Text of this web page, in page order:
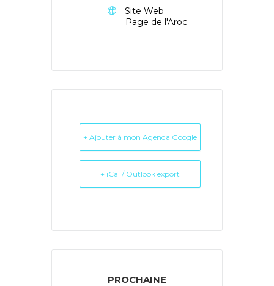
Site Web
Page de l'Aroc
+ Ajouter à mon Agenda Google
+ iCal / Outlook export
PROCHAINE